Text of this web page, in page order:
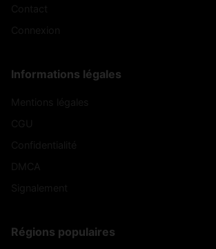
Informations légales
Régions populaires